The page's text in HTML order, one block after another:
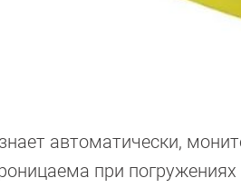
автоматически,
при